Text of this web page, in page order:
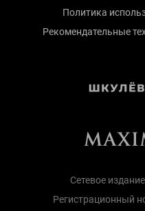
Политика
Рекомендательные
Сетевое
Регистрационный